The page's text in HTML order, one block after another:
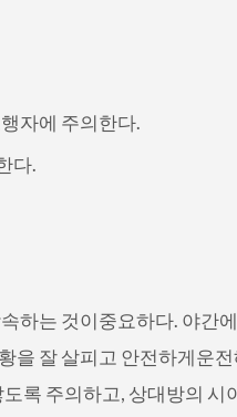
자에 주의한다.
다.
하는 것이중요하다. 야간
을 잘 살피고 안전하게운
록 주의하고, 상대방의 시